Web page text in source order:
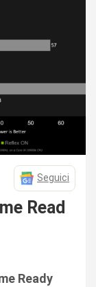
Seguici
Read
Ready